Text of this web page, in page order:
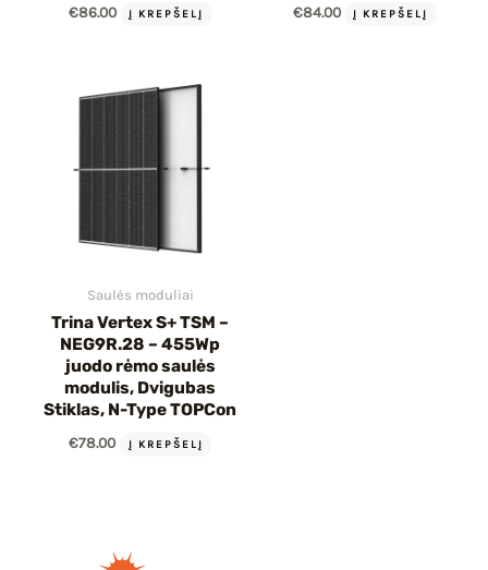
€86.00 Į KREPŠELĮ €84.00 Į KREPŠELĮ
Saulės moduliai
Trina Vertex S+ TSM –
NEG9R.28 – 455Wp
juodo rėmo saulės
modulis, Dvigubas
Stiklas, N-Type TOPCon
€78.00 Į KREPŠELĮ